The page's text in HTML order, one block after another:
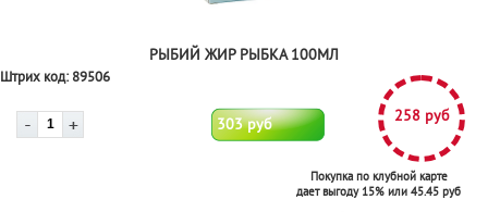
РЫБИЙ ЖИР РЫБКА 100МЛ
Штрих код:89506
303 руб 258 руб
Покупка по клубной карте
дает выгоду 15% или 45.45 руб